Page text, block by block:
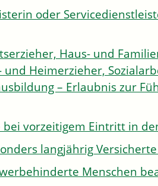
oder
Haus- und
und Heimerzieher,
– Erlaubnis zur
vorzeitigem Eintritt in
langjährig
Menschen